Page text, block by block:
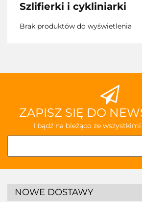
Szlifierki i cykliniarki
Brak produktów do wyświetlenia
ZAPISZ SIĘ DO
I bądź na bieżąco ze
NOWE DOSTAWY